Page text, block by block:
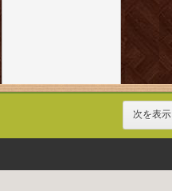
次を表示